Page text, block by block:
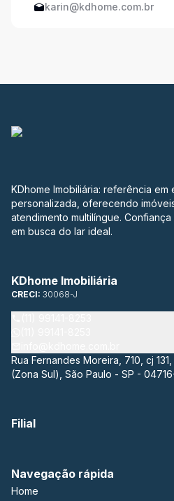
karin@kdhome.com.br
KDhome Imobiliária: referência em
personalizada, oferecendo
atendimento multilíngue.
em busca do lar ideal.
KDhome Imobiliária
CRECI: 30068-J
Rua Fernandes Moreira, 710, cj
(Zona Sul), São Paulo - SP -
Filial
Navegação rápida
Home